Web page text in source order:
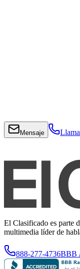
Mensaje
El Clasificado es parte
multimedia líder de
888-277-4736BBB